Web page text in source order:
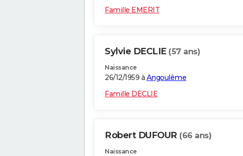
Famille EMERIT
Sylvie DECLIE (57 ans)
Naissance
26/12/1959 à Angoulême
Famille DECLIE
Robert DUFOUR (66 ans)
Naissance